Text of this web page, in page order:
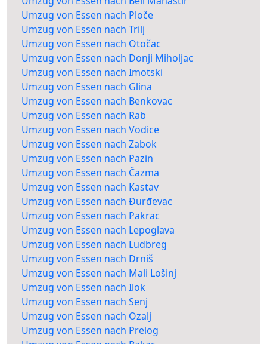
Umzug von Essen nach Ploče
Umzug von Essen nach Trilj
Umzug von Essen nach Otočac
Umzug von Essen nach Donji Miholjac
Umzug von Essen nach Imotski
Umzug von Essen nach Glina
Umzug von Essen nach Benkovac
Umzug von Essen nach Rab
Umzug von Essen nach Vodice
Umzug von Essen nach Zabok
Umzug von Essen nach Pazin
Umzug von Essen nach Čazma
Umzug von Essen nach Kastav
Umzug von Essen nach Đurđevac
Umzug von Essen nach Pakrac
Umzug von Essen nach Lepoglava
Umzug von Essen nach Ludbreg
Umzug von Essen nach Drniš
Umzug von Essen nach Mali Lošinj
Umzug von Essen nach Ilok
Umzug von Essen nach Senj
Umzug von Essen nach Ozalj
Umzug von Essen nach Prelog